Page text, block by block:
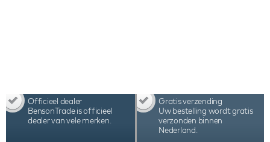
Officieel dealer
BensonTrade is officieel
dealer van vele merken.
Gratis verzending
Uw bestelling wordt gratis
verzonden binnen
Nederland.